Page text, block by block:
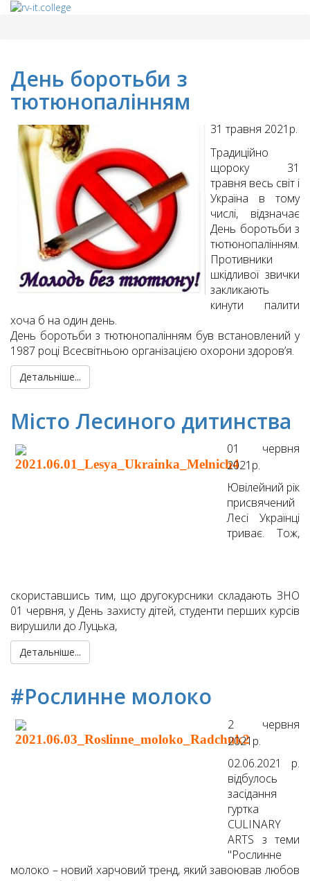
День боротьби з
тютюнопалінням
31 травня 2021р.
Традиційно
щороку 31
травня весь світ і
Україна в тому
числі, відзначає
День боротьби з
тютюнопалінням.
Противники
шкідливої звички
закликають
кинути палити
хоча б на один день.
День боротьби з тютюнопалінням був встановлений у
1987 році Всесвітньою організацією охорони здоров’я.
Детальніше...
Місто Лесиного дитинства
01 червня
2021р.
Ювілейний рік
присвячений
Лесі Українці
триває. Тож,
скориставшись тим, що другокурсники складають ЗНО
01 червня, у День захисту дітей, студенти перших курсів
вирушили до Луцька,
Детальніше...
#Рослинне молоко
2 червня
2021р.
02.06.2021 р.
відбулось
засідання
гуртка
CULINARY
ARTS з теми
"Рослинне
молоко – новий харчовий тренд, який завоював любов